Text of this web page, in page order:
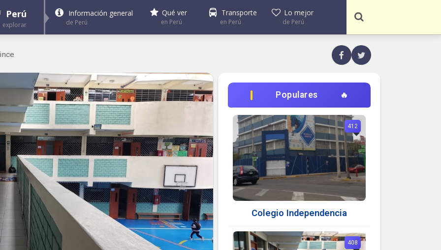
Perú
explorar
Información general
de Perú
Qué ver
en Perú
Transporte
en Perú
Lo mejor
de Perú
Populares
Colegio Independencia
412
408